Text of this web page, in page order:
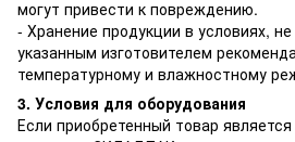
могут привести к повреждению.
- Хранение продукции в условиях,
указанным изготовителем
температурному и влажностному
3. Условия для оборудования
Если приобретенный товар